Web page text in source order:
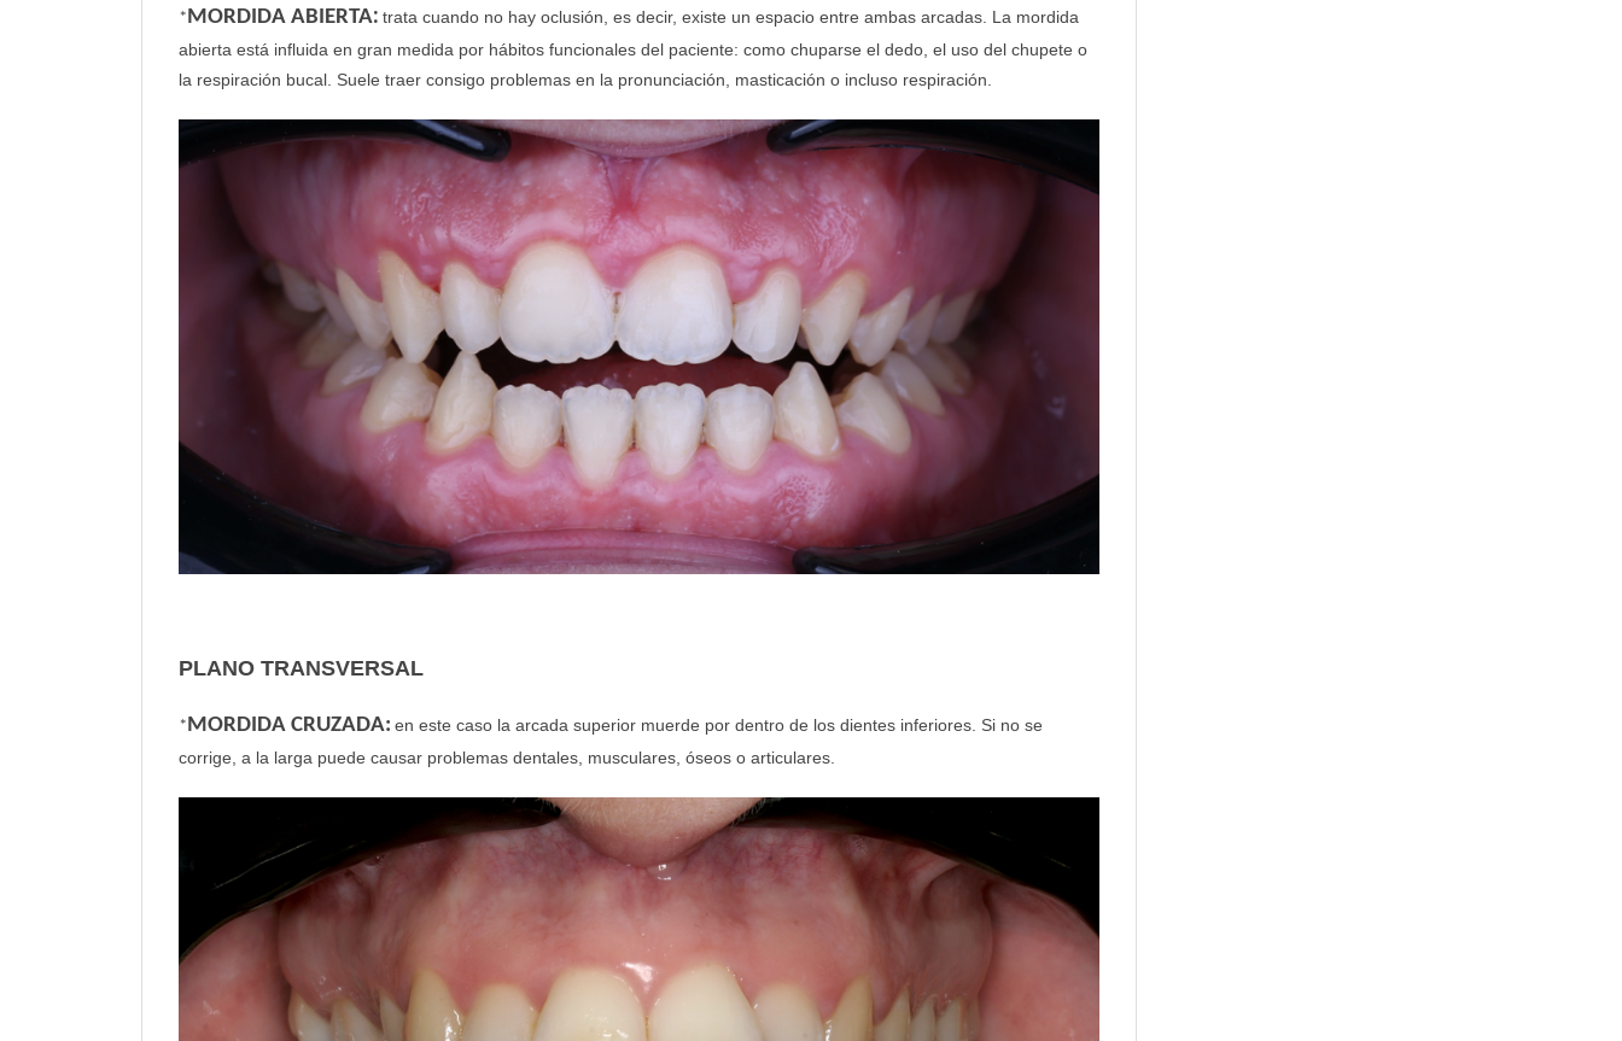
*MORDIDA ABIERTA: trata cuando no hay oclusión, es decir, existe un espacio entre ambas arcadas. La mordida
abierta está influida en gran medida por hábitos funcionales del paciente: como chuparse el dedo, el uso del chupete o
la respiración bucal. Suele traer consigo problemas en la pronunciación, masticación o incluso respiración.
PLANO TRANSVERSAL
*MORDIDA CRUZADA: en este caso la arcada superior muerde por dentro de los dientes inferiores. Si no se
corrige, a la larga puede causar problemas dentales, musculares, óseos o articulares.